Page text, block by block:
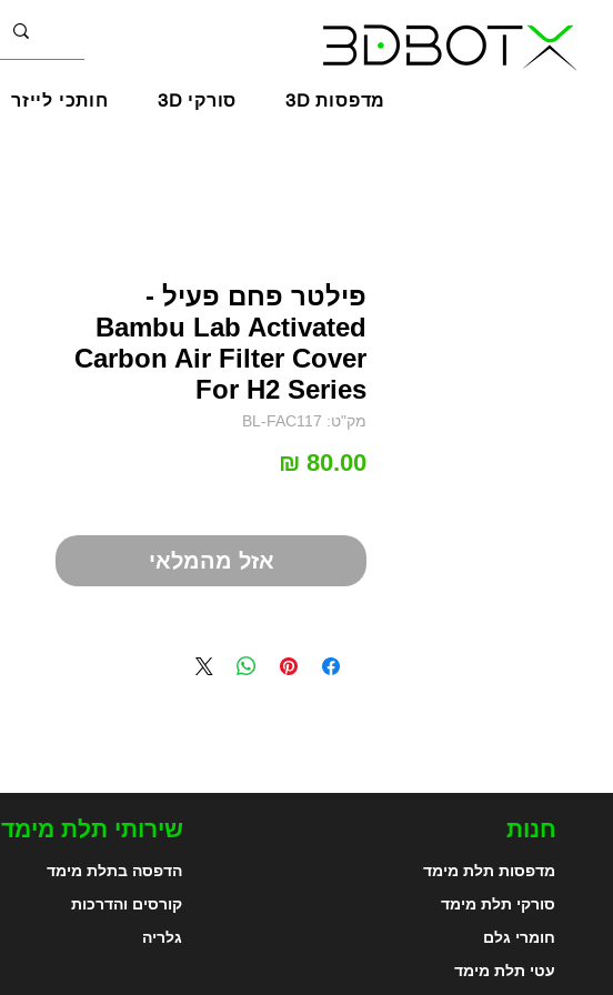
חותכי לייזר 3D סורקי 3D מדפסות
פילטר פחם פעיל -
Bambu Lab Activated
Carbon Air Filter Cover
For H2 Series
מק"ט: BL-FAC117
אזל מהמלאי
שירותי תלת מימד
הדפסה בתלת מימד
קורסים והדרכות
גלריה
חנות
מדפסות תלת מימד
סורקי תלת מימד
חומרי גלם
עטי תלת מימד